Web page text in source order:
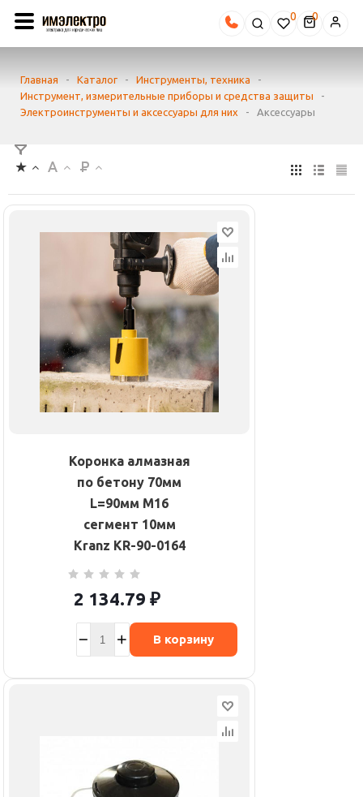
0
Главная - Каталог - Инструменты, техника
-
Инструмент, измерительные приборы и средства защиты
-
Электроинструменты и аксессуары для них
- Аксессуары
Коронка алмазная
по бетону 70мм
L=90мм М16
сегмент 10мм
Kranz KR-90-0164
2 134.79 ₽
В корзину